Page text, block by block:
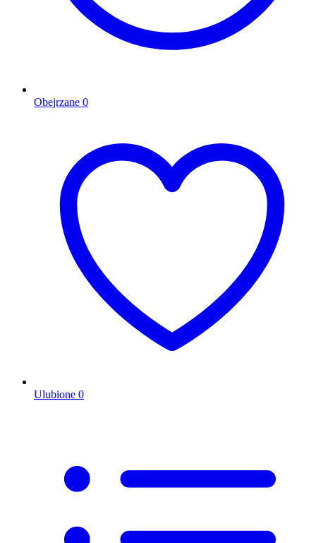
Obejrzane 0
Ulubione 0